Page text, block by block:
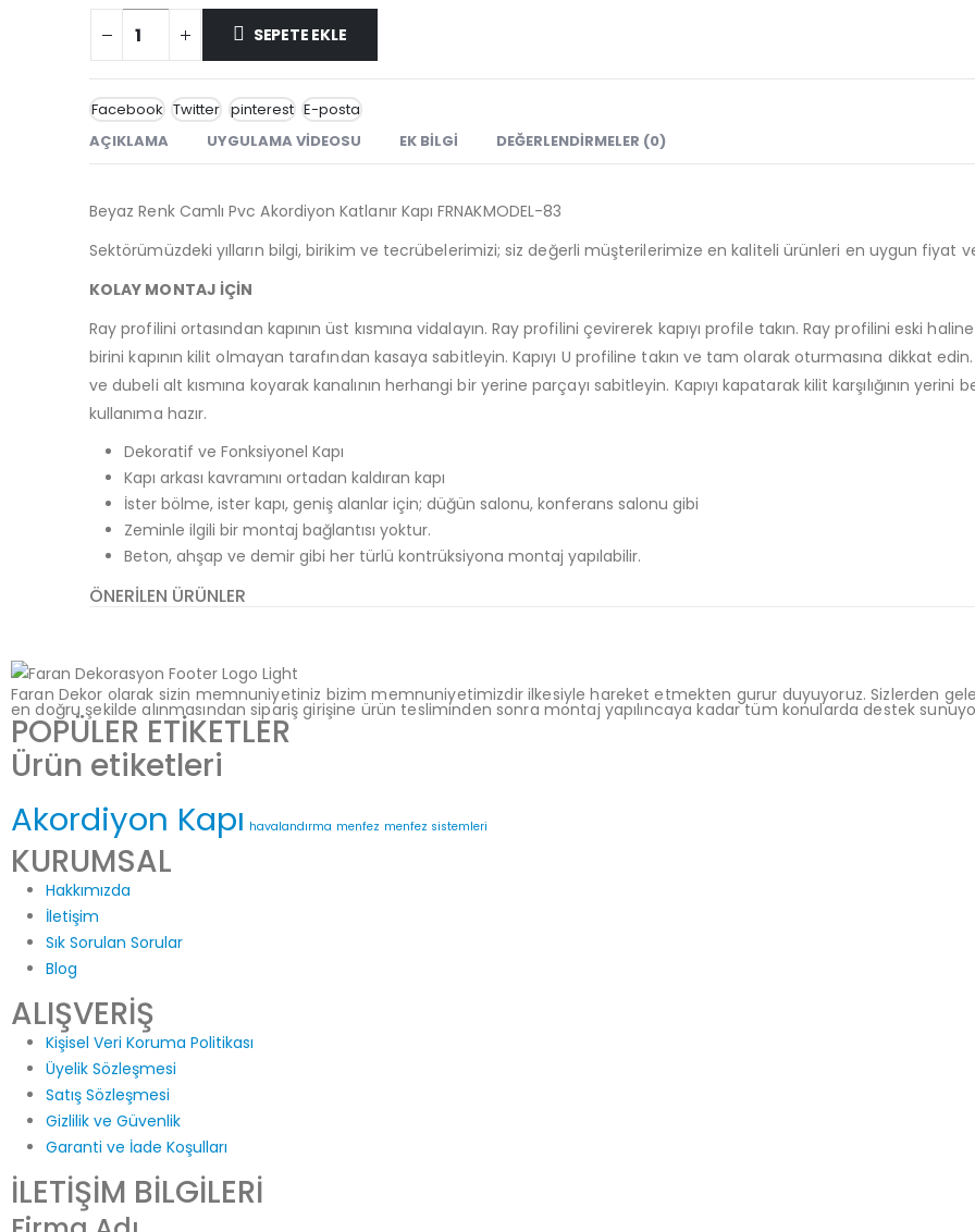
SEPETE EKLE
Facebook Twitter pinterest E-posta
AÇIKLAMA
UYGULAMA VIDEOSU EK BILGI DEĞERLENDIRMELER (0)
Beyaz Renk Camlı Pvc Akordiyon Katlanır Kapı FRNAKMODEL-83
Sektörümüzdeki yılların bilgi, birikim ve tecrübelerimizi; siz değerli müşterilerimize en kaliteli ürünleri en uygun fiyat
KOLAY MONTAJ İÇİN
Ray profilini ortasından kapının üst kısmına vidalayın. Ray profilini çevirerek kapıyı profile takın. Ray profilini eski
birini kapının kilit olmayan tarafından kasaya sabitleyin. Kapıyı U profiline takın ve tam olarak oturmasına dikkat edin.
ve dubeli alt kısmına koyarak kanalının herhangi bir yerine parçayı sabitleyin. Kapıyı kapatarak kilit karşılığının yerini
kullanıma hazır.
Dekoratif ve Fonksiyonel Kapı
Kapı arkası kavramını ortadan kaldıran kapı
İster bölme, ister kapı, geniş alanlar için; düğün salonu, konferans salonu gibi
Zeminle ilgili bir montaj bağlantısı yoktur.
Beton, ahşap ve demir gibi her türlü kontrüksiyona montaj yapılabilir.
ÖNERILEN ÜRÜNLER
Faran Dekor olarak sizin memnuniyetiniz bizim memnuniyetimizdir ilkesiyle hareket etmekten gurur duyuyoruz. Sizlerden
en doğru şekilde alınmasından sipariş girişine ürün tesliminden sonra montaj yapılıncaya kadar tüm konularda destek
POPÜLER ETİKETLER
Ürün etiketleri
Akordiyon Kapı havalandırma menfez menfez sistemleri
KURUMSAL
Hakkımızda
İletişim
Sık Sorulan Sorular
Blog
ALIŞVERİŞ
Kişisel Veri Koruma Politikası
Üyelik Sözleşmesi
Satış Sözleşmesi
Gizlilik ve Güvenlik
Garanti ve İade Koşulları
İLETİŞİM BİLGİLERİ